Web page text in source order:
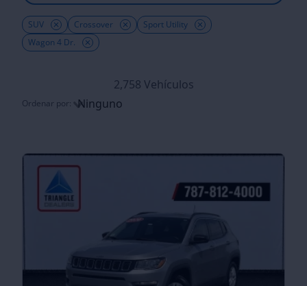
SUV Crossover
Sport Utility
Wagon 4 Dr.
2,758 Vehículos
Ordenar por: Ninguno